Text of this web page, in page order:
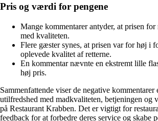
Pris og værdi for pengene
Mange kommentarer antyder, at prisen for
med kvaliteten.
Flere gæster synes, at prisen var for høj i
oplevede kvalitet af retterne.
En kommentar nævnte en ekstremt lille
høj pris.
Sammenfattende viser de negative kommentarer
utilfredshed med madkvaliteten, betjeningen og
på Restaurant Krabben. Det er vigtigt for
feedback for at forbedre deres service og skabe